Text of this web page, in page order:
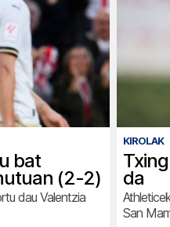
bat
(2-2)
dau Valentzia
KIROLAK
da
San